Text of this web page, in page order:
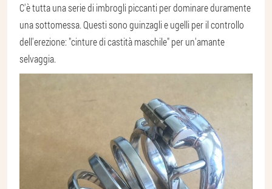
C'è tutta una serie di imbrogli piccanti per dominare duramente
una sottomessa. Questi sono guinzagli e ugelli per il controllo
dell'erezione: "cinture di castità maschile" per un'amante
selvaggia.